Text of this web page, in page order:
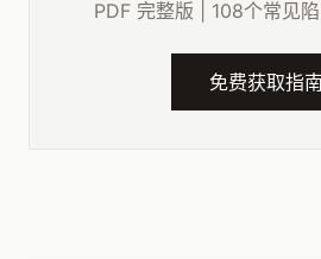
PDF 完整版 | 108个常见
免费获取指南